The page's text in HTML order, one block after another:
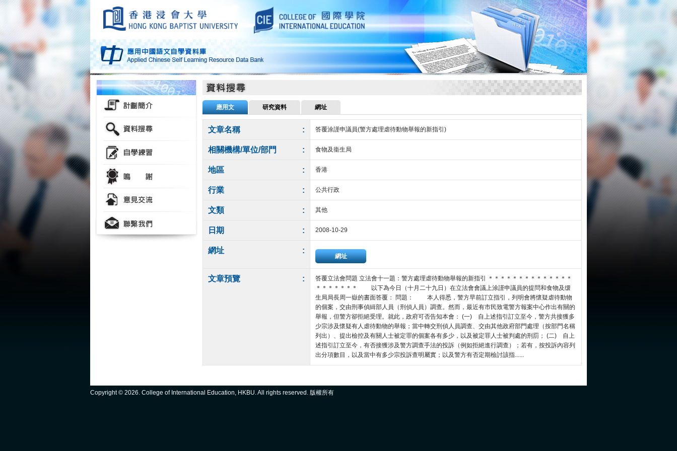
應用文 研究資料 網址
文章名稱 : 答覆涂謹申議員(警方處理虐待動物舉報的新指引)
相關機構/單位/部門 : 食物及衞生局
地區 : 香港
行業 : 公共行政
文類 : 其他
日期 : 2008-10-29
網址 :
網址
文章預覽 :
答覆立法會問題 立法會十一題：警方處理虐待動物舉報的新指引 ＊＊＊＊＊＊＊＊＊＊＊＊＊＊
＊＊＊＊＊＊＊ 以下為今日（十月二十九日）在立法會會議上涂謹申議員的提問和食物及缳
生局局長周一嶽的書面答覆： 問題： 本人得悉，警方早前訂立指引，列明會將懷疑虐待動物
的個案，交由刑事偵緝部人員（刑偵人員）調查。然而，最近有市民致電警方報案中心作出有關的
舉報，但警方卻拒絕受理。就此，政府可否告知本會： (一) 自上述指引訂立至今，警方共接獲多
少宗涉及懷疑有人虐待動物的舉報；當中轉交刑偵人員調查、交由其他政府部門處理（按部門名稱
列出）、提出檢控及有關人士被定罪的個案各有多少，以及被定罪人士被判處的刑罰； (二) 自上
述指引訂立至今，有否接獲涉及警方調查手法的投訴（例如拒絕進行調查）；若有，按投訴內容列
出分項數目，以及當中有多少宗投訴查明屬實；以及警方有否定期檢討該指......
Copyright © 2026. College of International Education, HKBU. All rights reserved. 版權所有